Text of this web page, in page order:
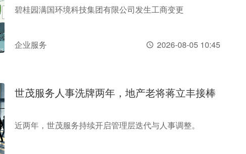
碧桂园满国环境科技集团有限公司发生工商变更
企业服务 2026-08-05 10:45
世茂服务人事洗牌两年，地产老将蒋立丰接棒
近两年，世茂服务持续开启管理层迭代与人事调整。